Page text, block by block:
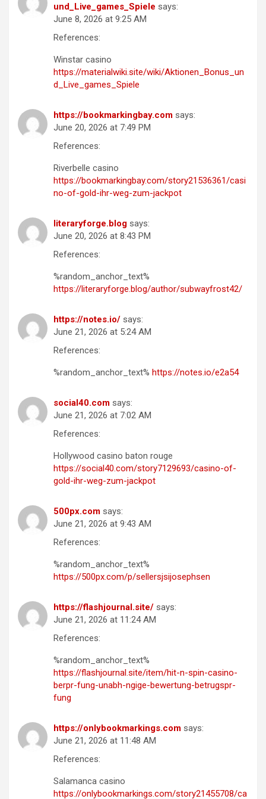
und_Live_games_Spiele says:
June 8, 2026 at 9:25 AM
References:
Winstar casino
https://materialwiki.site/wiki/Aktionen_Bonus_un
d_Live_games_Spiele
https://bookmarkingbay.com says:
June 20, 2026 at 7:49 PM
References:
Riverbelle casino
https://bookmarkingbay.com/story21536361/casi
no-of-gold-ihr-weg-zum-jackpot
literaryforge.blog says:
June 20, 2026 at 8:43 PM
References:
%random_anchor_text%
https://literaryforge.blog/author/subwayfrost42/
https://notes.io/ says:
June 21, 2026 at 5:24 AM
References:
%random_anchor_text% https://notes.io/e2a54
social40.com says:
June 21, 2026 at 7:02 AM
References:
Hollywood casino baton rouge
https://social40.com/story7129693/casino-of-
gold-ihr-weg-zum-jackpot
500px.com says:
June 21, 2026 at 9:43 AM
References:
%random_anchor_text%
https://500px.com/p/sellersjsijosephsen
https://flashjournal.site/ says:
June 21, 2026 at 11:24 AM
References:
%random_anchor_text%
https://flashjournal.site/item/hit-n-spin-casino-
berpr-fung-unabh-ngige-bewertung-betrugspr-
fung
https://onlybookmarkings.com says:
June 21, 2026 at 11:48 AM
References:
Salamanca casino
https://onlybookmarkings.com/story21455708/ca